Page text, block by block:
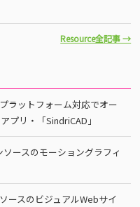
Resource全記事 →
ラットフォーム対応でオー
プリ・「SindriCAD」
ースのモーショングラフィ
ースのビジュアルWebサイ